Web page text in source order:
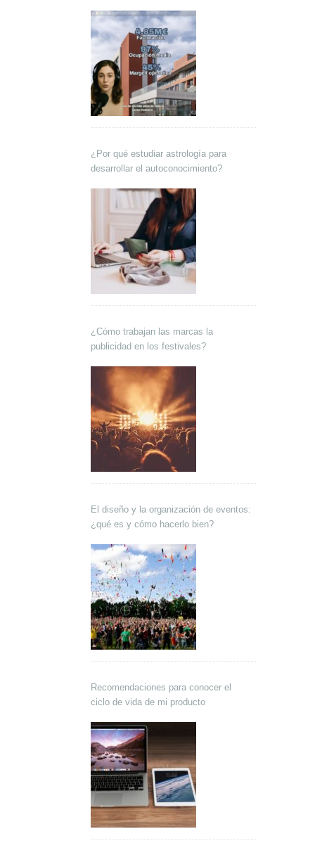
¿Por qué estudiar astrología para
desarrollar el autoconocimiento?
¿Cómo trabajan las marcas la
publicidad en los festivales?
El diseño y la organización de eventos:
¿qué es y cómo hacerlo bien?
Recomendaciones para conocer el
ciclo de vida de mi producto